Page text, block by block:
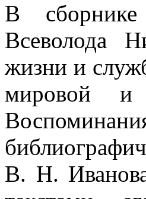
В сборнике
Всеволода
жизни и
мировой и
В. Н.